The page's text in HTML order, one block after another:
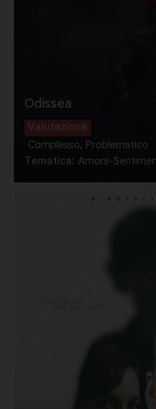
Odissea
Valutazione
Complesso, Problematico
Tematica: Amore-